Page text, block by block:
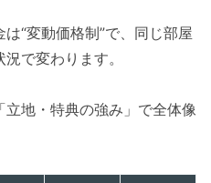
“変動価格制”で、同じ部屋
で変わります。
地・特典の強み」で全体像